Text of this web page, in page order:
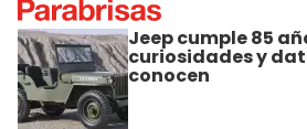
Jeep cumple 85
curiosidades y
conocen